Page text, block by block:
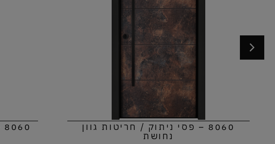
8060 – פסי ניתוק / חריטות גוון
נחושת